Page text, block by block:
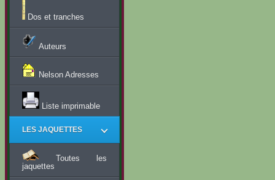
Dos et tranches
Auteurs
Nelson Adresses
Liste imprimable
LES JAQUETTES
Toutes les
jaquettes